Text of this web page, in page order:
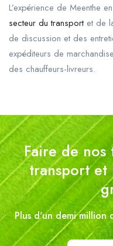
L’expérience de Meenthe
secteur du transportet de
de discussion et des
expéditeurs de
des chauffeurs-livreurs.
Faire de
transport
Plus d'un demi million